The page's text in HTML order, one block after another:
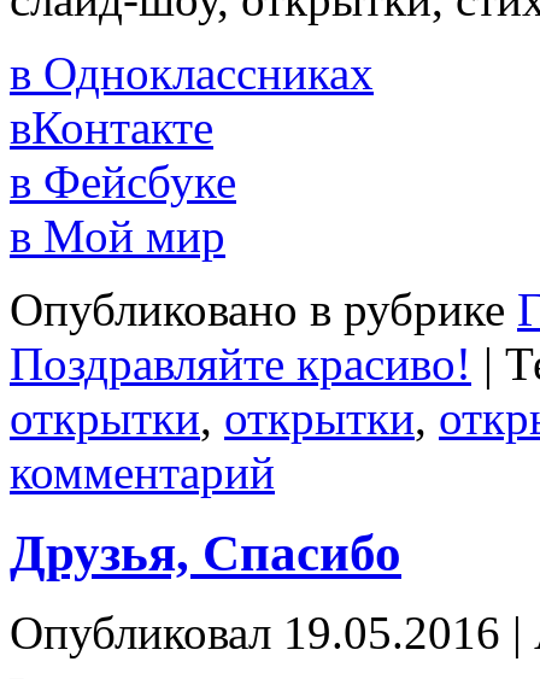
в Одноклассниках
вКонтакте
в Фейсбуке
в Мой мир
Опубликовано в рубрике
Поздравляйте красиво! |
открытки, открытки,
комментарий
Друзья, Спасибо
Опубликовал 19.05.2016 |